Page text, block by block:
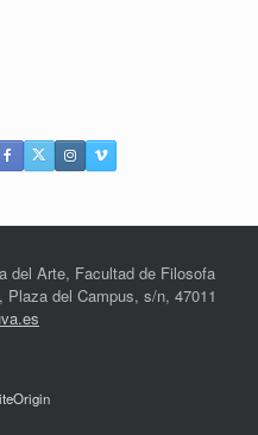
del Arte, Facultad de Filosofa
del Campus, s/n, 47011